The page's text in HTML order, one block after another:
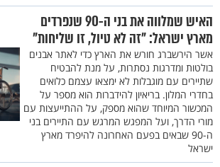
האיש שמלווה את בני ה-90 שנפרדים
מארץ ישראל: "זה לא טיול, זו שליחות"
אשר הירשברג חורש את הארץ כדי לאתר אבנים
בולטות ומדרגות נסתרות, על מנת להבטיח
שתיירים עם מוגבלות לא ימצאו עצמם כלואים
בחדרי המלון. בריאיון להידברות הוא מספר על
המכשור המיוחד שהוא מספק, על ההתייעצות עם
מורי הדרך, ועל המפגש המרגש עם התיירים בני
ה-90 שבאים בפעם האחרונה להיפרד מארץ
ישראל